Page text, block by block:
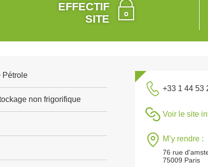
EFFECTIF
SITE
Pétrole
non frigorifique
+33 1 44 53
Voir le site
M’y rendre :
76 rue
75009 Paris